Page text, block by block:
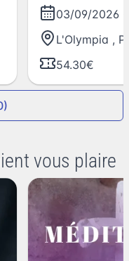
03/09/2026
L'Olympia ,
54.30€
vous plaire